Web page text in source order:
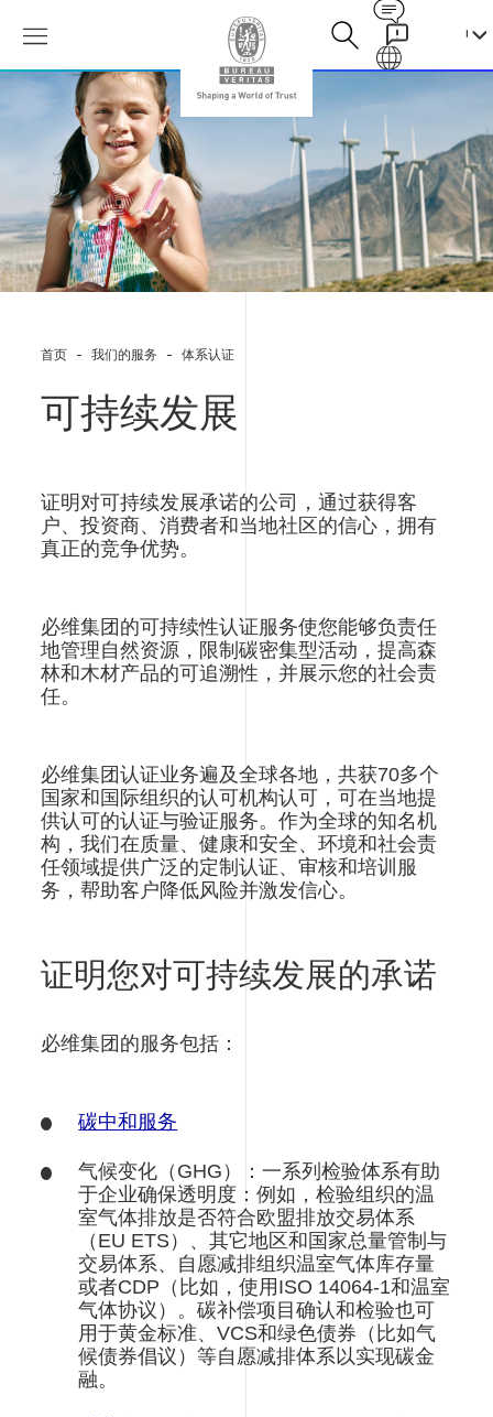
可
首页 我们的服务 体系认证
可持续发展
证明对可持续发展承诺的公司，通过获得客
户、投资商、消费者和当地社区的信心，拥有
真正的竞争优势。
必维集团的可持续性认证服务使您能够负责任
地管理自然资源，限制碳密集型活动，提高森
林和木材产品的可追溯性，并展示您的社会责
任。
必维集团认证业务遍及全球各地，共获70多个
国家和国际组织的认可机构认可，可在当地提
供认可的认证与验证服务。作为全球的知名机
构，我们在质量、健康和安全、环境和社会责
任领域提供广泛的定制认证、审核和培训服
务，帮助客户降低风险并激发信心。
证明您对可持续发展的承诺
必维集团的服务包括：
碳中和服务
气候变化（GHG）：一系列检验体系有助
于企业确保透明度：例如，检验组织的温
室气体排放是否符合欧盟排放交易体系
（EU ETS）、其它地区和国家总量管制与
交易体系、自愿减排组织温室气体库存量
或者CDP（比如，使用ISO 14064-1和温室
气体协议）。碳补偿项目确认和检验也可
用于黄金标准、VCS和绿色债券（比如气
候债券倡议）等自愿减排体系以实现碳金
融。